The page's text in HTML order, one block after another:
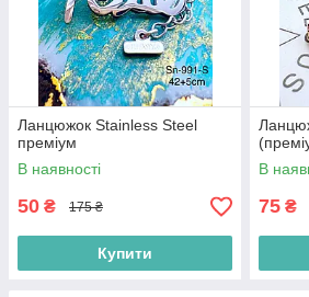
Ланцюжок Stainless Steel
преміум
В наявності
50 ₴ 175 ₴
Купити
В
75 ₴